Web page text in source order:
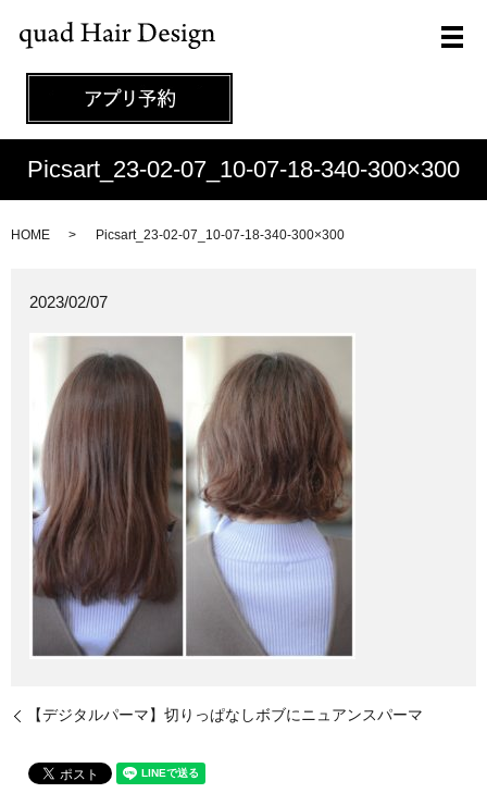
メ
Picsart_23-02-07_10-07-18-340-300×300
HOME Picsart_23-02-07_10-07-18-340-300×300
2023/02/07
【デジタルパーマ】切りっぱなしボブにニュアンスパーマ